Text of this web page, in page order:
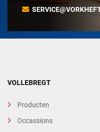
VOLLEBREGT
Producten
Occassions